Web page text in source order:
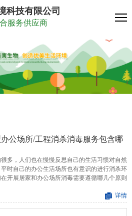
科技有限公司
服务供应商
公场所/工程消杀消毒服务包含哪
多，人们也在慢慢反思自己的生活习惯对自然
时自己的办公生活场所也有意识的进行消杀环
开展居家和办公场所消毒需要遵循哪几个原则
详情